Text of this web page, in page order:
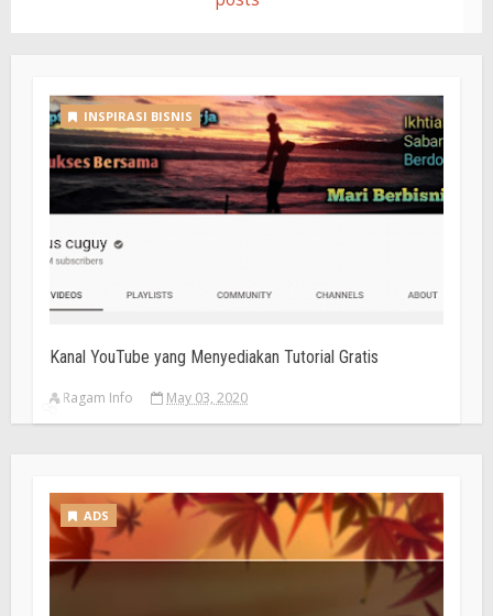
Kanal YouTube yang Menyediakan Tutorial Gratis
INSPIRASI BISNIS
Ragam Info May 03, 2020
ADS